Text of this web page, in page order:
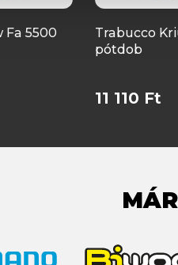
Fa 5500
Trabucco
pótdob
11 110 Ft